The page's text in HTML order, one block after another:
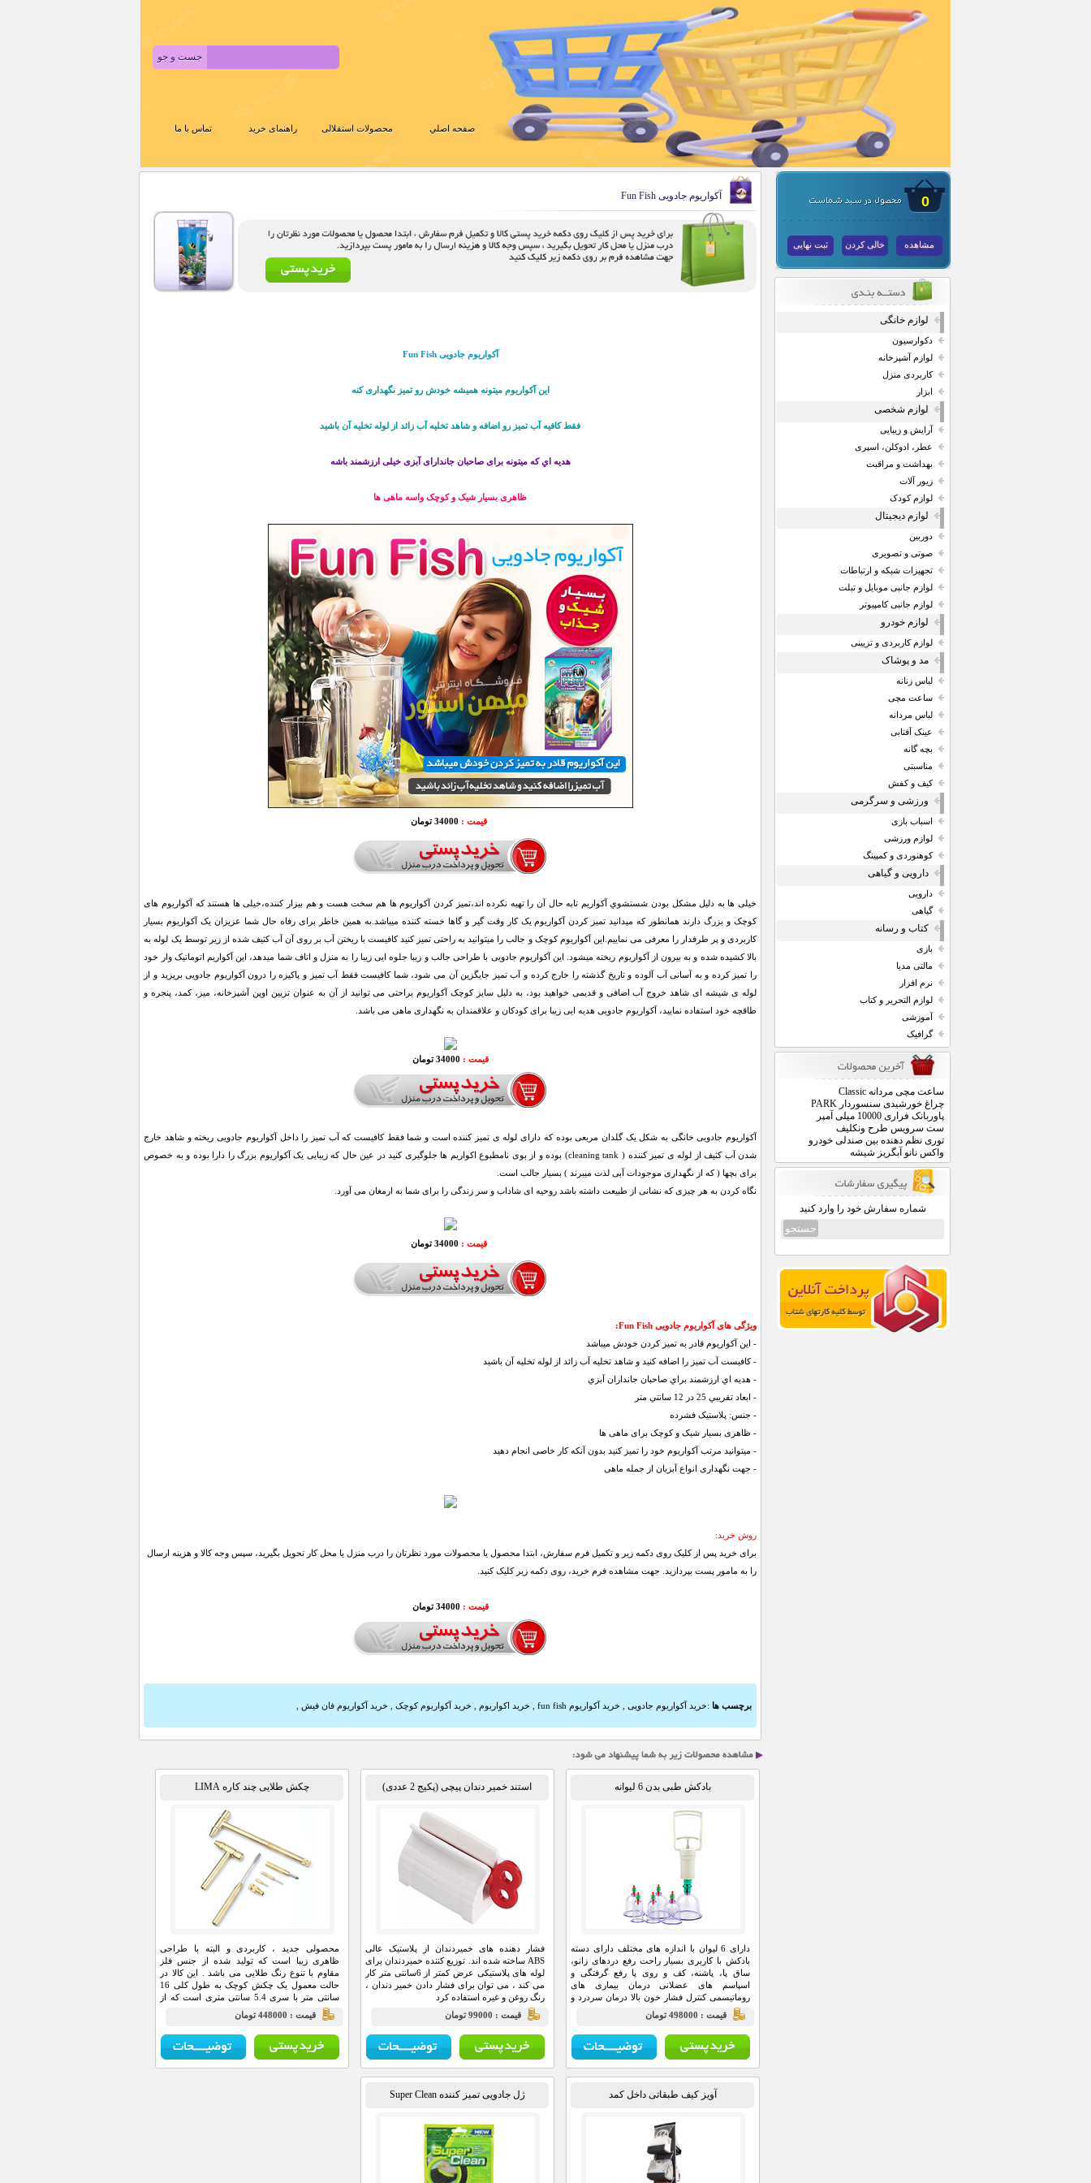
صفحه اصلي محصولات استقلالی راهنمای خرید تماس با ما
0
مشاهده خالی کردن ثبت نهایی
لوازم خانگی
دکوارسیون
لوازم آشپزخانه
کاربردی منزل
ابزار
لوازم شخصی
آرایش و زیبایی
عطر، ادوکلن، اسپری
بهداشت و مراقبت
زیور آلات
لوازم کودک
لوازم دیجیتال
دوربین
صوتی و تصویری
تجهیزات شبکه و ارتباطات
لوازم جانبی موبایل و تبلت
لوازم جانبی کامپیوتر
لوازم خودرو
لوازم کاربردی و تزیینی
مد و پوشاک
لباس زنانه
ساعت مچی
لباس مردانه
عینک آفتابی
بچه گانه
مناسبتی
کیف و کفش
ورزشی و سرگرمی
اسباب بازی
لوازم ورزشی
کوهنوردی و کمپینگ
دارویی و گیاهی
دارویی
گیاهی
کتاب و رسانه
بازی
مالتی مدیا
نرم افزار
لوازم التحریر و کتاب
آموزشی
گرافیک
ساعت مچی مردانه Classic
چراغ خورشیدی سنسوردار PARK
پاوربانک فراری 10000 میلی آمپر
ست سرویس طرح ونکلیف
توری نظم دهنده بین صندلی خودرو
واکس نانو آبگریز شیشه
شماره سفارش خود را وارد کنید
آکواریوم جادویی Fun Fish
آکواریوم جادویی Fun Fish
اين آكواريوم میتونه همیشه خودش رو تميز نگهداری کنه
فقط کافیه آب تميز رو اضافه و شاهد تخليه آب زائد از لوله تخليه آن باشيد
هديه اي که میتونه برای صاحبان جاندارای آبزی خیلی ارزشمند باشه
ظاهری بسیار شیک و کوچک واسه ماهی ها
قیمت : 34000 تومان
خیلی ها به دليل مشكل بودن شستشوي آكواريم تابه حال آن را تهيه نكرده اند،تميز كردن آكواريوم ها هم سخت هست و هم بيزار کننده،خیلی ها هستند که آکواریوم های
کوچک و بزرگ دارند همانطور که میدانید تمیز کردن آکواریوم یک کار وقت گیر و گاها خسته کننده میباشد.به همین خاطر برای رفاه حال شما عزیزان یک آکواریوم بسیار
کاربردی و پر طرفدار را معرفی می نماییم.این آکواریوم کوچک و جالب را میتوانید به راحتی تمیز کنید کافیست با ریختن آب بر روی آن آب کثیف شده از زیر توسط یک لوله به
بالا کشیده شده و به بیرون از آکواریوم ریخته میشود. این آکواریوم جادویی با طراحی جالب و زیبا جلوه ایی زیبا را به منزل و اتاف شما میدهد، این آکواریم اتوماتیک وار خود
را تمیز کرده و به آسانی آب آلوده و تاریخ گذشته را خارج کرده و آب تمیز جایگزین آن می شود، شما کافیست فقط آب تمیز و پاکیزه را درون آکواریوم جادویی بریزید و از
لوله ی شیشه ای شاهد خروج آب اضافی و قدیمی خواهید بود، به دلیل سایز کوچک آکواریوم براحتی می توانید از آن به عنوان تزیین اوپن آشپزخانه، میز، کمد، پنجره و
طاقچه خود استفاده نمایید، آکواریوم جادویی هدیه ایی زیبا برای کودکان و علاقمندان به نگهداری ماهی می باشد.
قیمت : 34000 تومان
آکواریوم جادویی خانگی به شکل یک گلدان مربعی بوده که دارای لوله ی تمیز کننده است و شما فقط کافیست که آب تمیز را داخل آکواریوم جادویی ریخته و شاهد خارج
شدن آب کثیف از لوله ی تمیز کننده ( cleaning tank) بوده و از بوی نامطبوع اکواریم ها جلوگیری کنید در عین حال که زیبایی یک آکواریوم بزرگ را دارا بوده و به خصوص
برای بچها ( که از نگهداری موجودات آبی لذت میبرند ) بسیار جالب است.
نگاه کردن به هر چیزی که نشانی از طبیعت داشته باشد روحیه ای شاداب و سر زندگی را برای شما به ارمغان می آورد.
قیمت : 34000 تومان
ویژگی های آکواریوم جادویی Fun Fish:
- اين آكواريوم قادر به تميز كردن خودش ميباشد
- كافيست آب تميز را اضافه كنيد و شاهد تخليه آب زائد از لوله تخليه آن باشيد
- هديه اي ارزشمند براي صاحبان جانداران آبزي
- ابعاد تقريبي 25 در 12 سانتي متر
- جنس: پلاستیک فشرده
- ظاهری بسیار شیک و کوچک برای ماهی ها
- میتوانید مرتب آکواریوم خود را تمیز کنید بدون آنکه کار خاصی انجام دهید
- جهت نگهداری انواع آبزیان از جمله ماهی
روش خرید:
برای خرید پس از کلیک روی دکمه زیر و تکمیل فرم سفارش، ابتدا محصول یا محصولات مورد نظرتان را درب منزل یا محل کار تحویل بگیرید، سپس وجه کالا و هزینه ارسال
را به مامور پست بپردازید. جهت مشاهده فرم خرید، روی دکمه زیر کلیک کنید.
قیمت : 34000 تومان
برچسب ها :خرید آکواریوم جادویی خرید آکواریوم fun fish خرید اکواریوم خرید آکواریوم کوچک خرید آکواریوم فان فیش
بادکش طبی بدن 6 لیوانه
دارای 6 لیوان با اندازه های مختلف دارای دسته
بادکش با کاربری بسیار راحت رفع دردهای زانو،
ساق پا، پاشنه، کف و روی پا رفع گرفتگی و
اسپاسم های عضلانی درمان بیماری های
روماتیسمی کنترل فشار خون بالا درمان سردرد و
میگرن رفع گرفتگی برونش ناشی از آلرژی و آسم
از بین بردن واریس و...
قيمت : 498000 تومان
استند خمیر دندان پیچی (پکیج 2 عددی)
فشار دهنده های خمیردندان از پلاستیک عالی
ABS ساخته شده اند. توزیع کننده خمیردندان برای
لوله های پلاستیکی عرض کمتر از 6سانتی متر کار
می کند ، می توان برای فشار دادن خمیر دندان ،
رنگ روغن و غیره استفاده کرد
قيمت : 99000 تومان
چکش طلایی چند کاره LIMA
محصولی جدید ، کاربردی و البته با طراحی
ظاهری زیبا است که تولید شده از جنس فلز
مقاوم با تنوع رنگ طلایی می باشد . این کالا در
حالت معمول یک چکش کوچک به طول کلی 16
سانتی متر با سری 5.4 سانتی متری است که از
آن می توانید برای کارهای کوچک نظیر زدن میخ
به دیوار استفاده کنید...
قيمت : 448000 تومان
آویز کیف طبقاتی داخل کمد ژل جادویی تمیز کننده Super Clean